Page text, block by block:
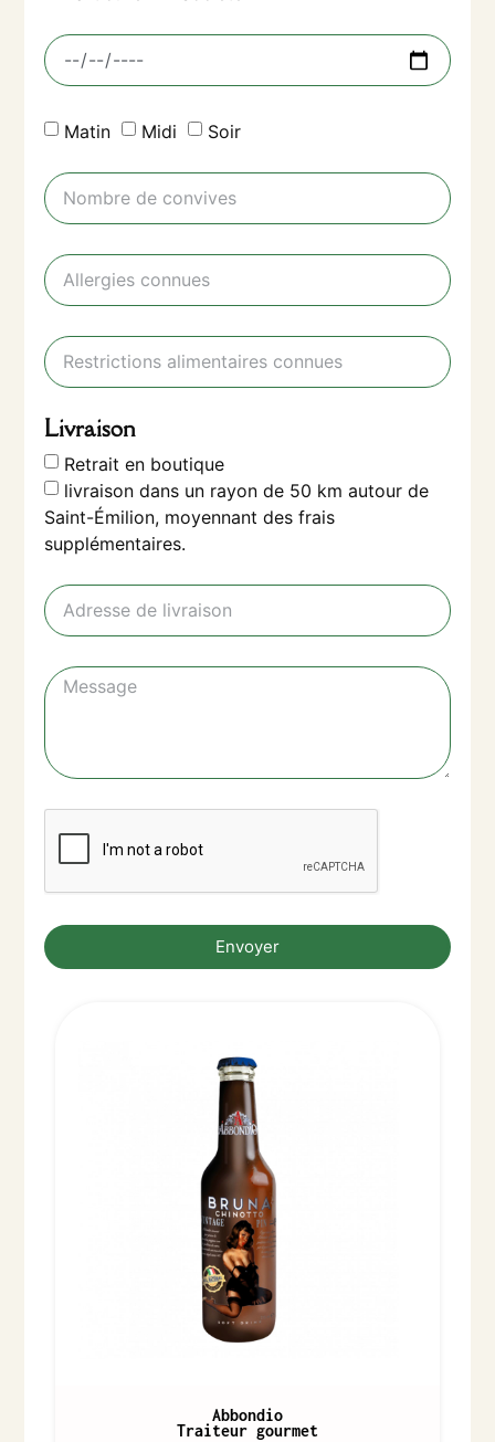
Matin Midi Soir
Livraison
Retrait en boutique
livraison dans un rayon de 50 km autour de
Saint-Émilion, moyennant des frais
supplémentaires.
Envoyer
Abbondio
Traiteur gourmet